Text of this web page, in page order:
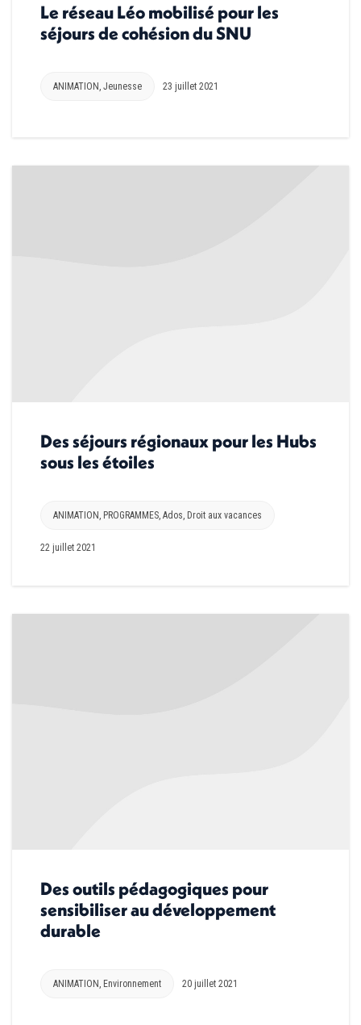
Le réseau Léo mobilisé pour les
séjours de cohésion du SNU
ANIMATION , Jeunesse 23 juillet 2021
Des séjours régionaux pour les Hubs
sous les étoiles
ANIMATION PROGRAMMES Ados Droit aux vacances
22 juillet 2021
Des outils pédagogiques pour
sensibiliser au développement
durable
ANIMATION , Environnement 20 juillet 2021